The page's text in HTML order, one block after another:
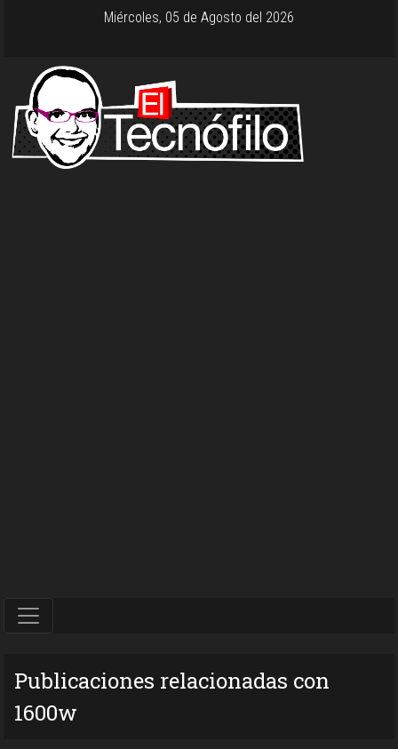
Miércoles, 05 de Agosto del 2026
Publicaciones relacionadas con
1600w